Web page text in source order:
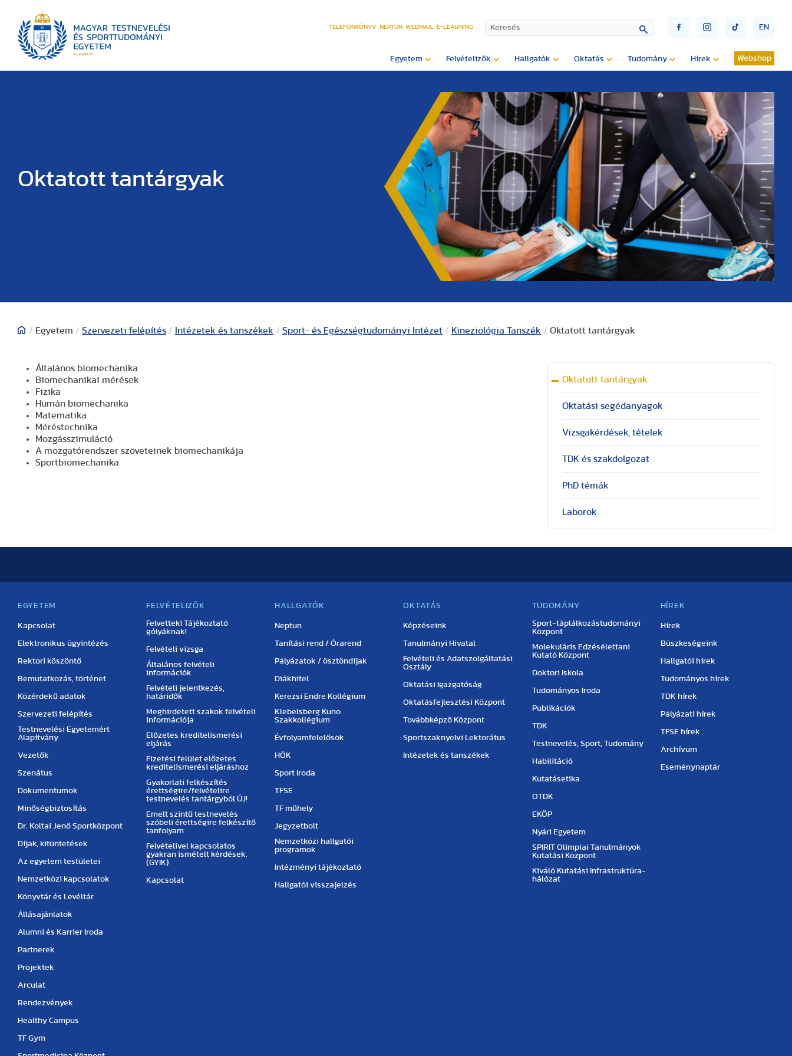
TELEFONKÖNYV NEPTUN WEBMAIL E-LEARNING EN
Egyetem Felvételizők Hallgatók Oktatás Tudomány Hírek Webshop
Oktatott tantárgyak
/ Egyetem / Szervezeti felépítés / Intézetek és tanszékek / Sport- és Egészségtudományi Intézet / Kineziológia Tanszék / Oktatott tantárgyak
Általános biomechanika
Biomechanikai mérések
Fizika
Humán biomechanika
Matematika
Méréstechnika
Mozgásszimuláció
A mozgatórendszer szöveteinek biomechanikája
Sportbiomechanika
Oktatott tantárgyak
Oktatási segédanyagok
Vizsgakérdések, tételek
TDK és szakdolgozat
PhD témák
Laborok
EGYETEM
Kapcsolat
Elektronikus ügyintézés
Rektori köszöntő
Bemutatkozás, történet
Közérdekű adatok
Szervezeti felépítés
Testnevelési Egyetemért
Alapítvány
Vezetők
Szenátus
Dokumentumok
Minőségbiztosítás
Dr. Koltai Jenő Sportközpont
Díjak, kitüntetések
Az egyetem testületei
Nemzetközi kapcsolatok
Könyvtár és Levéltár
Állásajánlatok
Alumni és Karrier Iroda
Partnerek
Projektek
Arculat
Rendezvények
Healthy Campus
TF Gym
FELVÉTELIZŐK
Felvettek! Tájékoztató
gólyáknak!
Felvételi vizsga
Általános felvételi
információk
Felvételi jelentkezés,
határidők
Meghirdetett szakok felvételi
információja
Előzetes kreditelismerési
eljárás
Fizetési felület előzetes
kreditelismerési eljáráshoz
Gyakorlati felkészítés
érettségire/felvételire
testnevelés tantárgyból ÚJ!
Emelt szintű testnevelés
szóbeli érettségire felkészítő
tanfolyam
Felvételivel kapcsolatos
gyakran ismételt kérdések.
(GYIK)
Kapcsolat
HALLGATÓK
Neptun
Tanítási rend / Órarend
Pályázatok / ösztöndíjak
Diákhitel
Kerezsi Endre Kollégium
Klebelsberg Kuno
Szakkollégium
Évfolyamfelelősök
HÖK
Sport Iroda
TFSE
TF műhely
Jegyzetbolt
Nemzetközi hallgatói
programok
Intézményi tájékoztató
Hallgatói visszajelzés
OKTATÁS
Képzéseink
Tanulmányi Hivatal
Felvételi és Adatszolgáltatási
Osztály
Oktatási Igazgatóság
Oktatásfejlesztési Központ
Továbbképző Központ
Sportszaknyelvi Lektorátus
Intézetek és tanszékek
TUDOMÁNY
Sport-táplálkozástudományi
Központ
Molekuláris Edzésélettani
Kutató Központ
Doktori Iskola
Tudományos Iroda
Publikációk
TDK
Testnevelés, Sport, Tudomány
Habilitáció
Kutatásetika
OTDK
EKÖP
Nyári Egyetem
SPIRIT Olimpiai Tanulmányok
Kutatási Központ
Kiváló Kutatási Infrastruktúra-
hálózat
HÍREK
Hírek
Büszkeségeink
Hallgatói hírek
Tudományos hírek
TDK hírek
Pályázati hírek
TFSE hírek
Archívum
Eseménynaptár